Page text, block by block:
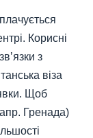
Корисні
з
віза
Щоб
Гренада)